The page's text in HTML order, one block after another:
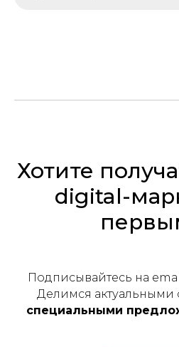
Хотите
digital-
Подписывайтесь на
Делимся
специальными